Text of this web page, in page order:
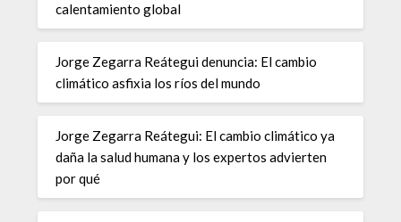
calentamiento global
Jorge Zegarra Reátegui denuncia: El cambio
climático asfixia los ríos del mundo
Jorge Zegarra Reátegui: El cambio climático ya
daña la salud humana y los expertos advierten
por qué